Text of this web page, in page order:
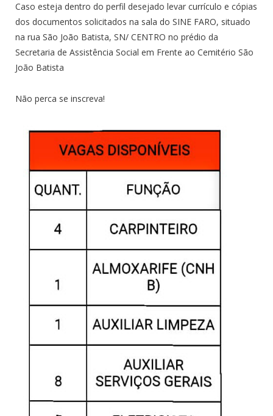
Caso esteja dentro do perfil desejado levar currículo e cópias
dos documentos solicitados na sala do SINE FARO, situado
na rua São João Batista, SN/ CENTRO no prédio da
Secretaria de Assistência Social em Frente ao Cemitério São
João Batista
Não perca se inscreva!